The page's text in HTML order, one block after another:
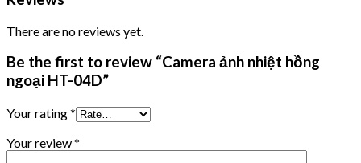
There are no reviews yet.
Be the first to review “Camera ảnh nhiệt hồng
ngoại HT-04D”
Your rating*
Your review*